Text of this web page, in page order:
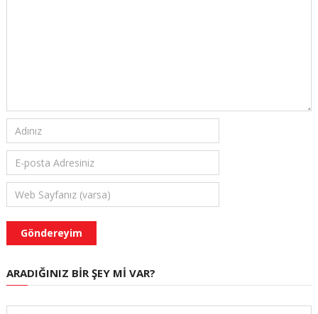
ARADIĞINIZ BIR ŞEY MI VAR?